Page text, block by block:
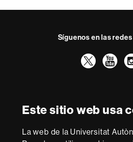
Este sitio web usa
La web de la Universitat
a
Síguenos en las